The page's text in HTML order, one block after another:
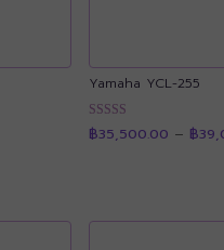
Yamaha YCL-255
ให้คะแนน
4.87
฿35,500.00 – ฿